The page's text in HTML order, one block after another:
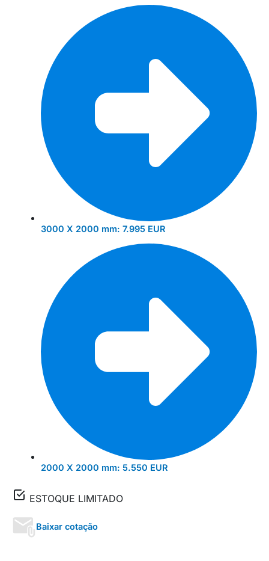
3000 X 2000 mm: 7.995 EUR
2000 X 2000 mm: 5.550 EUR
ESTOQUE LIMITADO
Baixar cotação